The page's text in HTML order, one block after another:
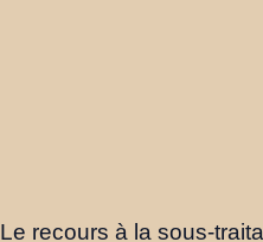
Le recours à la sous-